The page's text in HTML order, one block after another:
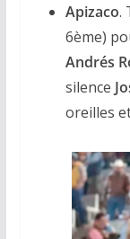
Apizaco.
6ème)
Andrés
silence
oreilles